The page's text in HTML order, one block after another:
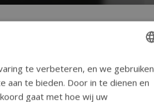
onze nieuwe
gids
ENGLISH
SWEDISH
te verbeteren, en we gebruiken
aan te bieden. Door in te dienen en
gaat met hoe wij uw